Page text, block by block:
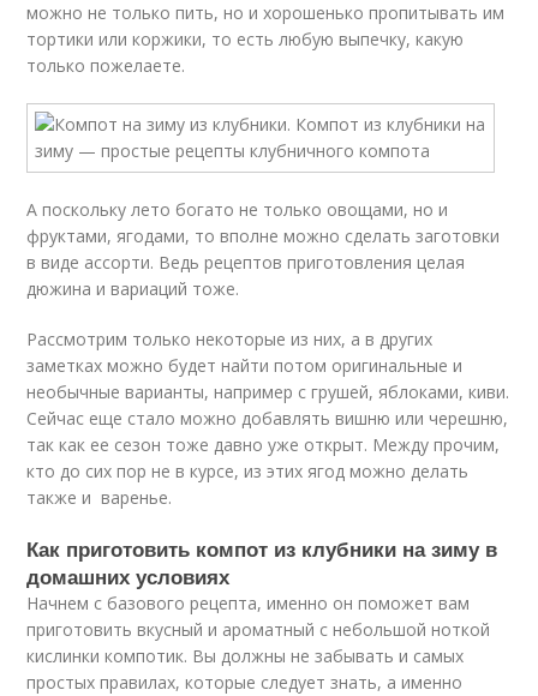
можно не только пить, но и хорошенько пропитывать им
тортики или коржики, то есть любую выпечку, какую
только пожелаете.
А поскольку лето богато не только овощами, но и
фруктами, ягодами, то вполне можно сделать заготовки
в виде ассорти. Ведь рецептов приготовления целая
дюжина и вариаций тоже.
Рассмотрим только некоторые из них, а в других
заметках можно будет найти потом оригинальные и
необычные варианты, например с грушей, яблоками, киви.
Сейчас еще стало можно добавлять вишню или черешню,
так как ее сезон тоже давно уже открыт. Между прочим,
кто до сих пор не в курсе, из этих ягод можно делать
также и варенье.
Как приготовить компот из клубники на зиму в
домашних условиях
Начнем с базового рецепта, именно он поможет вам
приготовить вкусный и ароматный с небольшой ноткой
кислинки компотик. Вы должны не забывать и самых
простых правилах, которые следует знать, а именно